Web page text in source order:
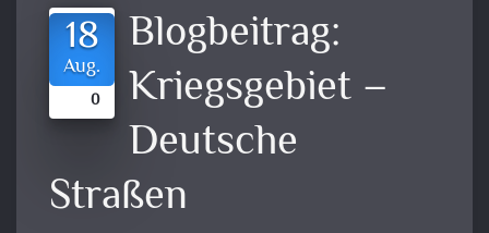
18
Aug.
0
Blogbeitrag:
Kriegsgebiet –
Deutsche
Straßen